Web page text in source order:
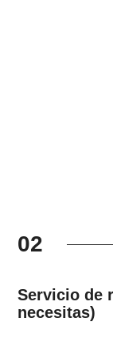
02
Servicio de
necesitas)